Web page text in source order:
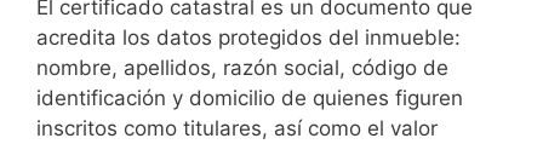
El certificado catastral es un documento que
acredita los datos protegidos del inmueble:
nombre, apellidos, razón social, código de
identificación y domicilio de quienes figuren
inscritos como titulares, así como el valor